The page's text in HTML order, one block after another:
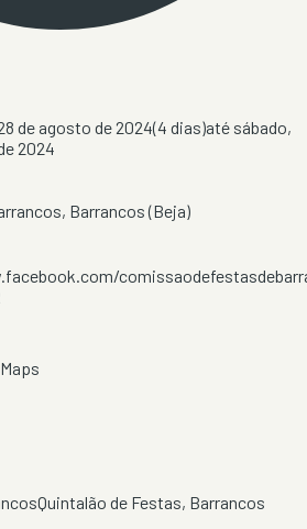
de agosto de 2024(4 dias)até sábado,
2024
, Barrancos(Beja)
Quintalão de Festas, Barrancos